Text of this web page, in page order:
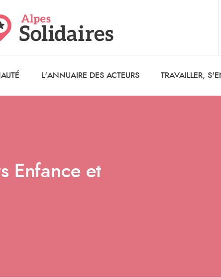
L'ANNUAIRE DES ACTEURS TRAVAILLER,
Enfance et